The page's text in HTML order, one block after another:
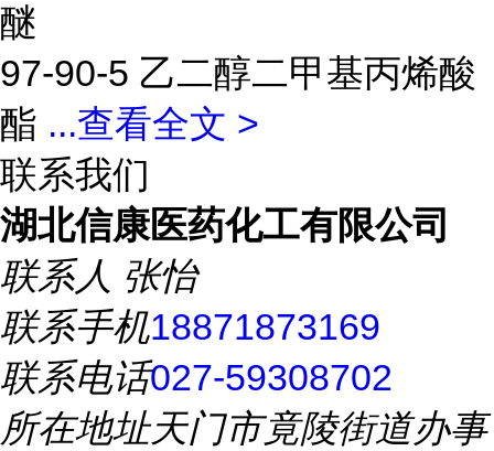
醚
97-90-5 乙二醇二甲基丙烯酸
酯 ...查看全文 >
联系我们
湖北信康医药化工有限公司
联系人 张怡
联系手机18871873169
联系电话027-59308702
所在地址天门市竟陵街道办事